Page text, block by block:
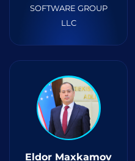
SOFTWARE GROUP
LLC
Eldor Maxkamov